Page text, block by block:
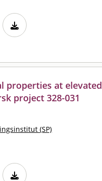
properties at elevated
project 328-031
(SP)